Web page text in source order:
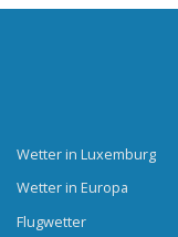
Wetter in Luxemburg
Wetter in Europa
Flugwetter